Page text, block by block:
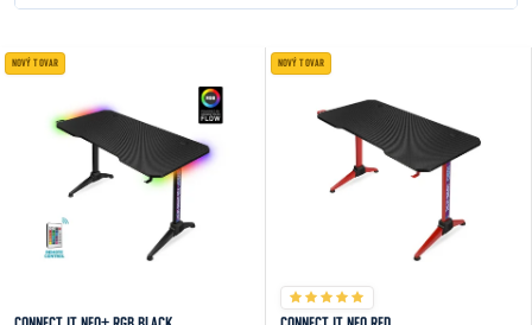
NAJPREDÁVANEJŠIE
ABECEDNE
Výpis produktov
NOVÝ TOVAR NOVÝ TOVAR